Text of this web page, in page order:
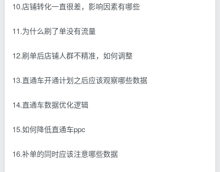
10.店铺转化一直很差，影响因素有哪些
11.为什么刷了单没有流量
12.刷单后店铺人群不精准，如何调整
13.直通车开通计划之后应该观察哪些数据
14.直通车数据优化逻辑
15.如何降低直通车ppc
16.补单的同时应该注意哪些数据